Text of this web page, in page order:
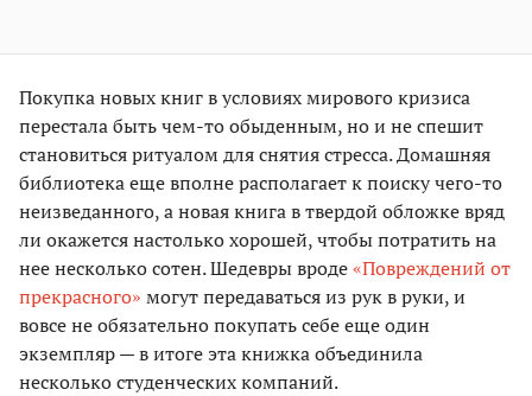
Покупка новых книг в условиях мирового кризиса
перестала быть чем-то обыденным, но и не спешит
становиться ритуалом для снятия стресса. Домашняя
библиотека еще вполне располагает к поиску чего-то
неизведанного, а новая книга в твердой обложке вряд
ли окажется настолько хорошей, чтобы потратить на
нее несколько сотен. Шедевры вроде«Повреждений от
прекрасного» могут передаваться из рук в руки, и
вовсе не обязательно покупать себе еще один
экземпляр — в итоге эта книжка объединила
несколько студенческих компаний.